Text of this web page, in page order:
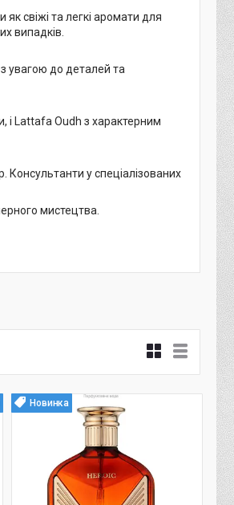
свіжі та легкі аромати для
випадків.
увагою до деталей та
і Lattafa Oudh з характерним
у спеціалізованих
мистецтва.
Новинка